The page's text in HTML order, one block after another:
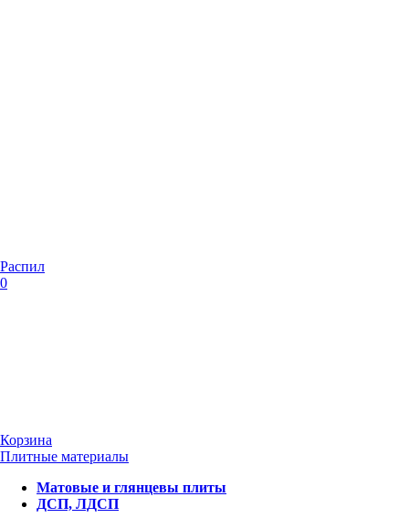
Распил
0
Корзина
Плитные материалы
Матовые и глянцевы плиты
ДСП, ЛДСП